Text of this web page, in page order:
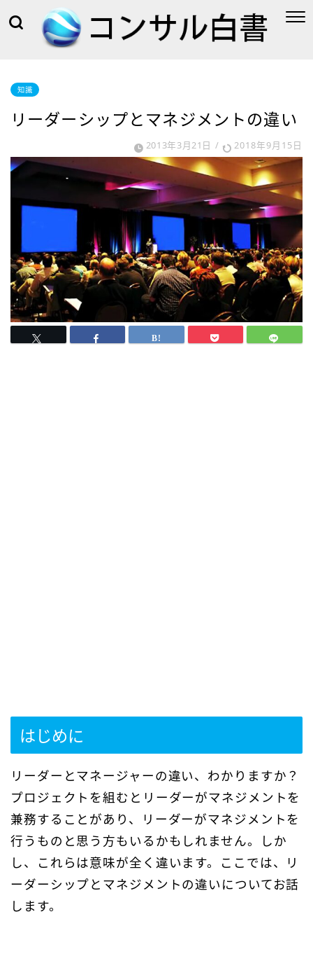
知識
リーダーシップとマネジメントの違い
2013年3月21日 / 2018年9月15日
はじめに
リーダーとマネージャーの違い、わかりますか？
プロジェクトを組むとリーダーがマネジメントを
兼務することがあり、リーダーがマネジメントを
行うものと思う方もいるかもしれません。しか
し、これらは意味が全く違います。ここでは、リ
ーダーシップとマネジメントの違いについてお話
します。